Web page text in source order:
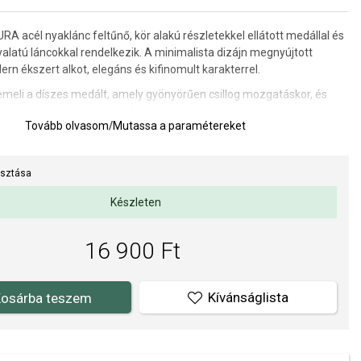
acél nyaklánc feltűnő, kör alakú részletekkel ellátott medállal és
láncokkal rendelkezik. A minimalista dizájn megnyújtott
ékszert alkot, elegáns és kifinomult karakterrel.
a díszes medált, amely gyönyörűen csillog mozgatáskor, és
mind az elegáns öltözékekkel.
kiegészítőket.
a komplett márkás csomagolásban.
Tovább olvasom/Mutassa a paramétereket
Készleten
16 900 Ft
teszem Kívánságlista